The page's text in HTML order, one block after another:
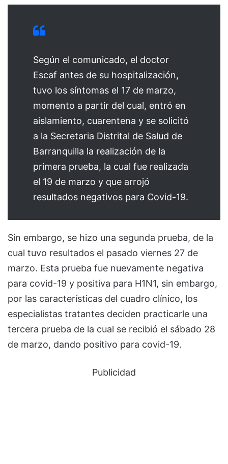
Según el comunicado, el doctor
Escaf antes de su hospitalización,
tuvo los síntomas el 17 de marzo,
momento a partir del cual, entró en
aislamiento, cuarentena y se solicitó
a la Secretaria Distrital de Salud de
Barranquilla la realización de la
primera prueba, la cual fue realizada
el 19 de marzo y que arrojó
resultados negativos para Covid-19.
Sin embargo, se hizo una segunda prueba, de la
cual tuvo resultados el pasado viernes 27 de
marzo. Esta prueba fue nuevamente negativa
para covid-19 y positiva para H1N1, sin embargo,
por las características del cuadro clínico, los
especialistas tratantes deciden practicarle una
tercera prueba de la cual se recibió el sábado 28
de marzo, dando positivo para covid-19.
Publicidad